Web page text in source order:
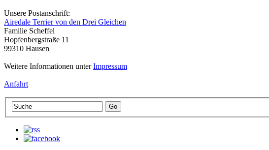
Unsere Postanschrift:
Airedale Terrier von den Drei Gleichen
Familie Scheffel
Hopfenbergstraße 11
99310 Hausen
Weitere Informationen unterImpressum
Anfahrt